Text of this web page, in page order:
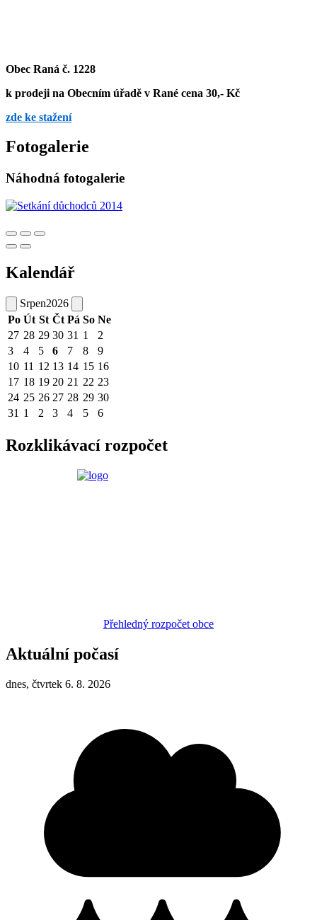
Obec Raná č. 1228
k prodeji na Obecním úřadě v Rané cena 30,- Kč
zde ke stažení
Fotogalerie
Náhodná fotogalerie
Kalendář
Srpen2026
Po Út St Čt Pá So Ne
27 28 29 30 31 1
2
3
4 5 6 7 8
9
10 11 12 13 14 15 16
17 18 19 20 21 22 23
24 25 26 27 28 29 30
31 1 2 3 4 5 6
Rozklikávací rozpočet
Přehledný rozpočet obce
Aktuální počasí
dnes, čtvrtek 6. 8. 2026